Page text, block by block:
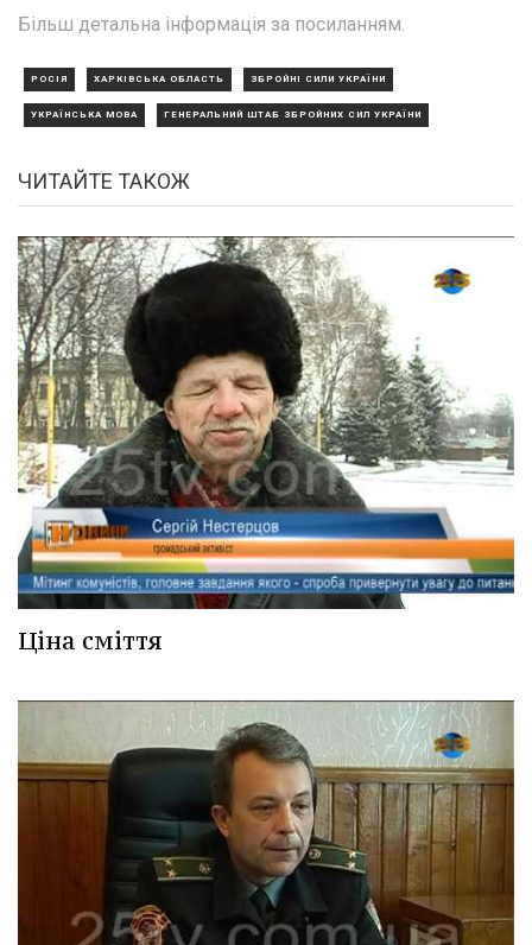
Більш детальна інформація за посиланням.
РОСІЯ ХАРКІВСЬКА ОБЛАСТЬ ЗБРОЙНІ СИЛИ УКРАЇНИ
УКРАЇНСЬКА МОВА ГЕНЕРАЛЬНИЙ ШТАБ ЗБРОЙНИХ СИЛ УКРАЇНИ
ЧИТАЙТЕ ТАКОЖ
Ціна сміття